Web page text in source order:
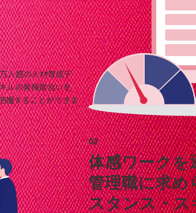
人超の人材育成デ
ルの発揮度合いを
握することができま
02
体感ワークを
管理職に求め
スタンス・ス